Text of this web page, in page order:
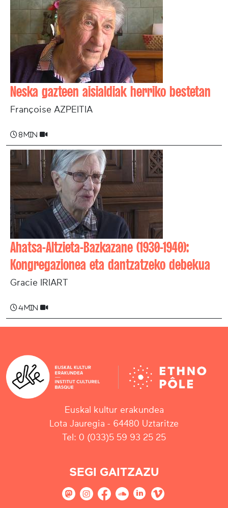
Neska gazteen aisialdiak herriko bestetan
Françoise AZPEITIA
8 min
Ahatsa-Altzieta-Bazkazane (1930-1940):
Kongregazionea eta dantzatzeko debekua
Gracie IRIART
4 min
Euskal kultur erakundea
Lota Jauregia - 64480 Uztaritze
Tel: 0 (033)5 59 93 25 25
SEGI GAITZAZU